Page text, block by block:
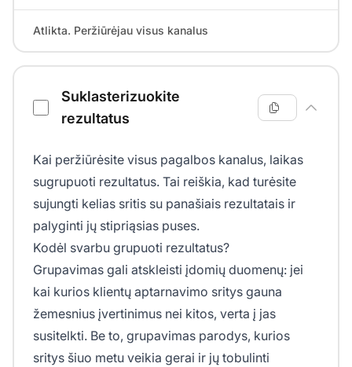
Atlikta. Peržiūrėjau visus kanalus
Suklasterizuokite
rezultatus
Kai peržiūrėsite visus pagalbos kanalus, laikas
sugrupuoti rezultatus. Tai reiškia, kad turėsite
sujungti kelias sritis su panašiais rezultatais ir
palyginti jų stipriąsias puses.
Kodėl svarbu grupuoti rezultatus?
Grupavimas gali atskleisti įdomių duomenų: jei
kai kurios klientų aptarnavimo sritys gauna
žemesnius įvertinimus nei kitos, verta į jas
susitelkti. Be to, grupavimas parodys, kurios
sritys šiuo metu veikia gerai ir jų tobulinti